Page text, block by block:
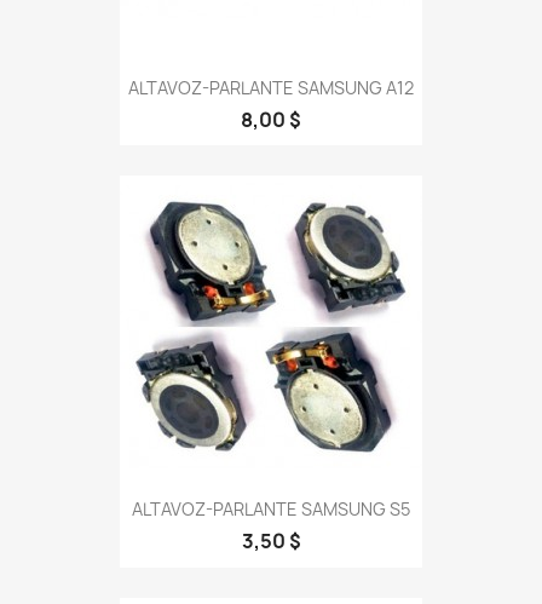
ALTAVOZ-PARLANTE SAMSUNG A12
8,00 $
ALTAVOZ-PARLANTE SAMSUNG S5
3,50 $